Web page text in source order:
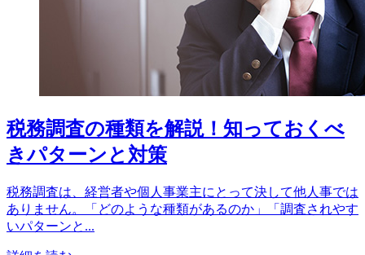
税務調査の種類を解説！知っておくべ
きパターンと対策
税務調査は、経営者や個人事業主にとって決して他人事では
ありません。「どのような種類があるのか」「調査されやす
いパターンと...